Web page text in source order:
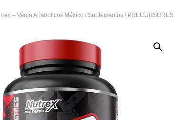
– Venta Anabolicos México / Suplementos / PRECURSORES